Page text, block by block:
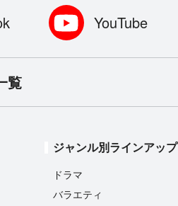
YouTube
覧
ジャンル別ラインアップ
ドラマ
バラエティ